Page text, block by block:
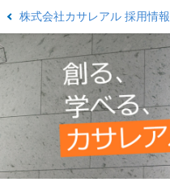
株式会社カサレアル 採用情報